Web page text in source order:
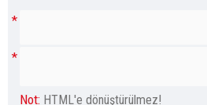
Not: HTML'e dönüştürülmez!